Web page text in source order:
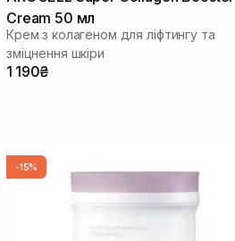
Cream 50 мл
Крем з колагеном для ліфтингу та
зміцнення шкіри
1 190₴
-15%